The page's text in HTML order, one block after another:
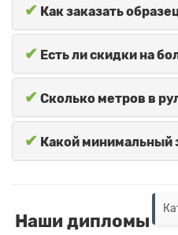
✔ Как заказать
✔ Есть ли скидки на
✔ Сколько метров в
✔ Какой минимальный
Наши дипломы